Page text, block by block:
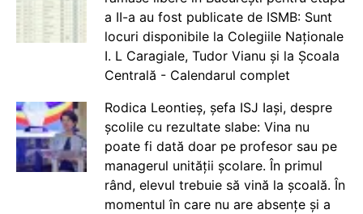
a II-a au fost publicate de ISMB: Sunt
locuri disponibile la Colegiile Naționale
I. L Caragiale, Tudor Vianu și la Școala
Centrală - Calendarul complet
Rodica Leontieș, șefa ISJ Iași, despre
școlile cu rezultate slabe: Vina nu
poate fi dată doar pe profesor sau pe
managerul unității școlare. În primul
rând, elevul trebuie să vină la școală. În
momentul în care nu are absențe și a